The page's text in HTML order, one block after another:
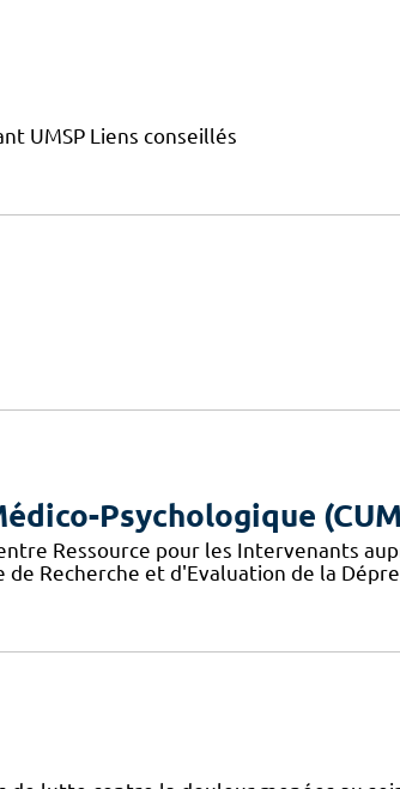
UMSP Liens conseillés
Psychologique
Ressource pour les Intervenants
de Recherche et d'Evaluation de la